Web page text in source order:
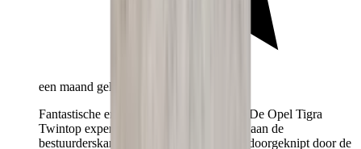
een maand geleden
Fantastische en zeer vriendelijke service! De Opel Tigra
Twintop expert zeg ik maar zo! Het raam aan de
bestuurderskant werkte niet meer en was doorgeknipt door de